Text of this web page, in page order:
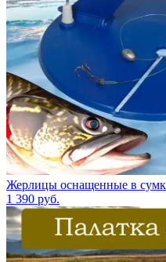
Жерлицы оснащенные в
1 390 руб.